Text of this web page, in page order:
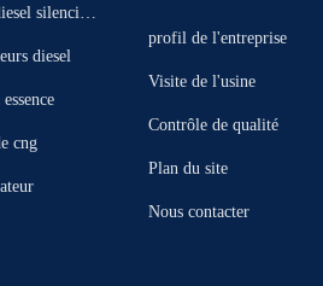
silencieu
diesel
cng
profil de l'entreprise
Visite de l'usine
Contrôle de qualité
Plan du site
Nous contacter